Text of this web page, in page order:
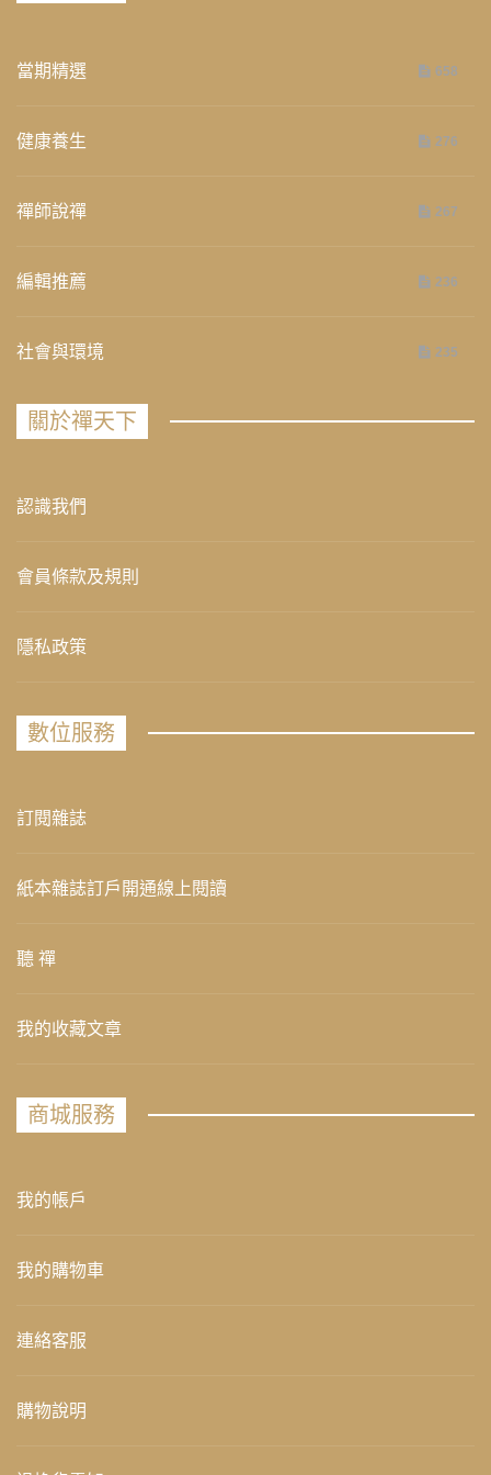
當期精選 658
健康養生 276
禪師說禪 267
編輯推薦 236
社會與環境 235
關於禪天下
認識我們
會員條款及規則
隱私政策
數位服務
訂閱雜誌
紙本雜誌訂戶開通線上閱讀
聽 禪
我的收藏文章
商城服務
我的帳戶
我的購物車
連絡客服
購物說明